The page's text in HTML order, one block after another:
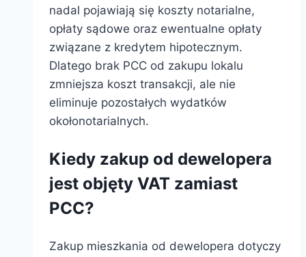
nadal pojawiają się koszty notarialne,
opłaty sądowe oraz ewentualne opłaty
związane z kredytem hipotecznym.
Dlatego brak PCC od zakupu lokalu
zmniejsza koszt transakcji, ale nie
eliminuje pozostałych wydatków
okołonotarialnych.
Kiedy zakup od dewelopera
jest objęty VAT zamiast
PCC?
Zakup mieszkania od dewelopera dotyczy